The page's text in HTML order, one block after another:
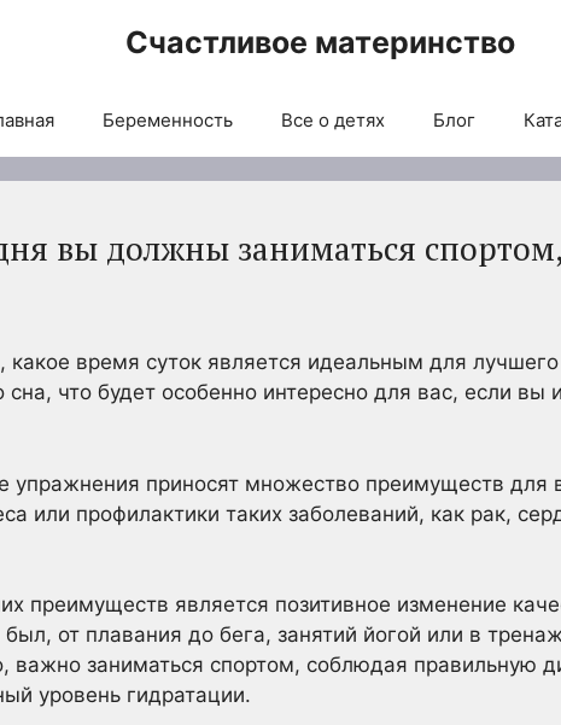
Счастливое материнство
Беременность Все о детях Блог
вы должны заниматься
время суток является идеальным для
сна, что будет особенно интересно для вас, если
упражнения приносят множество преимуществ для
или профилактики таких заболеваний, как рак,
преимуществ является позитивное изменение
от плавания до бега, занятий йогой или в
важно заниматься спортом, соблюдая правильную
уровень гидратации.